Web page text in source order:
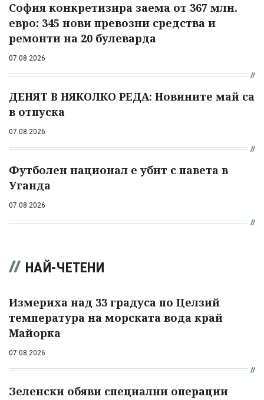
София конкретизира заема от 367 млн.
евро: 345 нови превозни средства и
ремонти на 20 булеварда
07.08.2026
ДЕНЯТ В НЯКОЛКО РЕДА: Новините май са
в отпуска
07.08.2026
Футболен национал е убит с павета в
Уганда
07.08.2026
НАЙ-ЧЕТЕНИ
Измериха над 33 градуса по Целзий
температура на морската вода край
Майорка
07.08.2026
Зеленски обяви специални операции